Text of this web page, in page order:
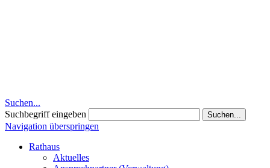
Suchen...
Suchbegriff eingeben
Suchen...
Navigation überspringen
Rathaus
Aktuelles